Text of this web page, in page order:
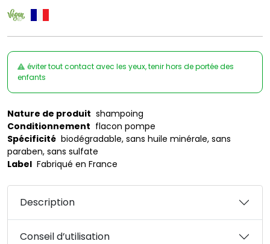
éviter tout contact avec les yeux, tenir hors de portée des
enfants
Nature de produit shampoing
Conditionnement flacon pompe
Spécificité biodégradable, sans huile minérale, sans
paraben, sans sulfate
Label Fabriqué en France
Description
Conseil d’utilisation